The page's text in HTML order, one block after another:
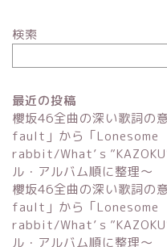
検索
最近の投稿
櫻坂46全曲の深い歌詞の
fault」から「Lonesome
rabbit/What’ｓ
ル・アルバム順に整理～
櫻坂46全曲の深い歌詞の
fault」から「Lonesome
rabbit/What’ｓ
ル・アルバム順に整理～